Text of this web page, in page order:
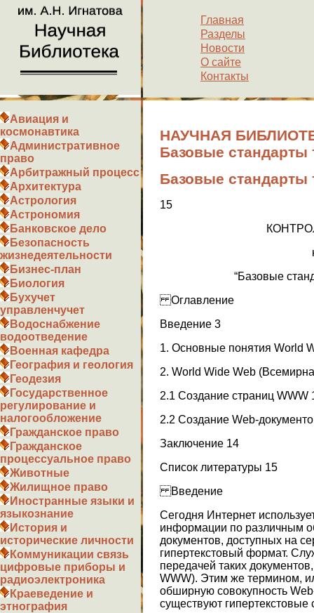
Главная
Разделы
Новости
О сайте
Контакты
Авиация и
космонавтика
Административное
право
Арбитражный процесс
Архитектура
Астрология
Астрономия
Банковское дело
Безопасность
жизнедеятельности
Бизнес-план
Биология
Бухучет
управленчучет
Водоснабжение
водоотведение
Военная кафедра
География и геология
Геодезия
Государственное
регулирование и
налогообложение
Гражданское право
Гражданское
процессуальное право
Животные
Жилищное право
Иностранные языки и
языкознание
История и
исторические личности
Коммуникации связь
цифровые приборы и
радиоэлектроника
Краеведение и
этнография
НАУЧНАЯ
Базовые стандарты
Базовые стандарты
15
“Базовые
Оглавление
Введение 3
1. Основные понятия World
2. World Wide Web
2.1 Создание страниц WWW
2.2 Создание Web-
Заключение 14
Список литературы 15
Введение
Сегодня Интернет
информации по различным
документов, доступных на
гипертекстовый формат.
передачей таких
WWW). Этим же термином,
обширную совокупность
существуют гипертекстовые